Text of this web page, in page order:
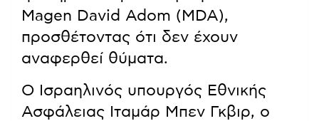
Magen David Adom (MDA),
προσθέτοντας ότι δεν έχουν
αναφερθεί θύματα.
Ο Ισραηλινός υπουργός Εθνικής
Ασφάλειας Ιταμάρ Μπεν Γκβιρ, ο